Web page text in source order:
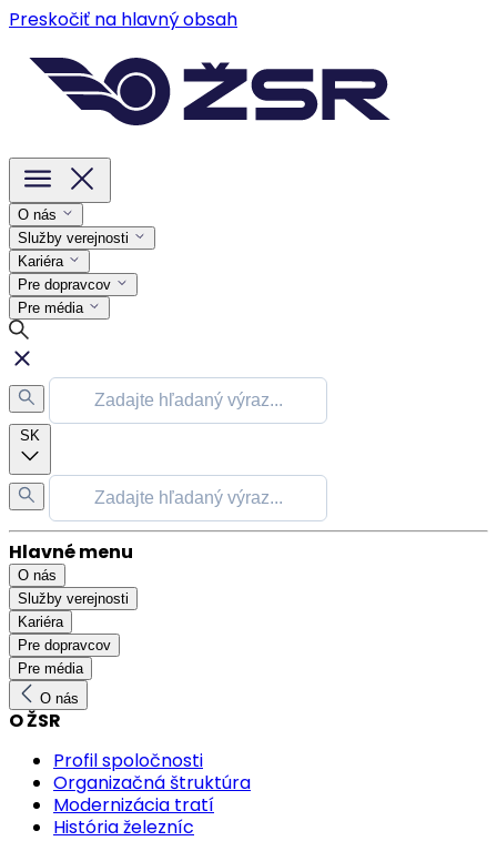
Preskočiť na hlavný obsah
O nás
Služby verejnosti
Kariéra
Pre dopravcov
Pre média
SK
Hlavné menu
O nás
Služby verejnosti
Kariéra
Pre dopravcov
Pre média
O nás
O ŽSR
Profil spoločnosti
Organizačná štruktúra
Modernizácia tratí
História železníc